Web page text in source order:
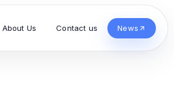
About Us Contact us News